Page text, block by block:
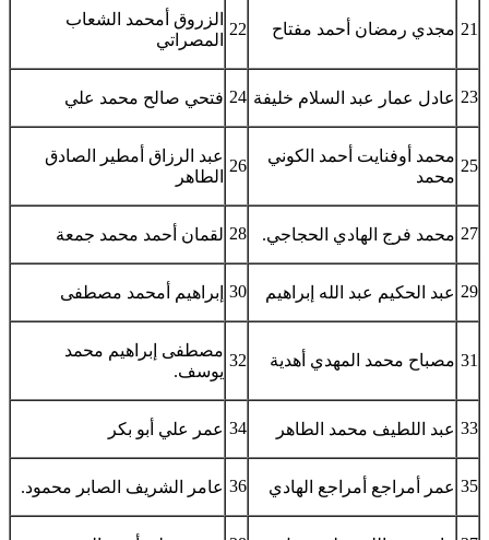
21 مجدي رمضان أحمد مفتاح 22
الزروق أمحمد الشعاب
المصراتي
23 عادل عمار عبد السلام خليفة 24 فتحي صالح محمد علي
25
محمد أوفنايت أحمد الكوني
محمد
26
عبد الرزاق أمطير الصادق
الطاهر
27 محمد فرج الهادي الحجاجي. 28 لقمان أحمد محمد جمعة
29 عبد الحكيم عبد الله إبراهيم 30 إبراهيم أمحمد مصطفى
31 مصباح محمد المهدي أهدية 32
مصطفى إبراهيم محمد
يوسف.
33 عبد اللطيف محمد الطاهر 34 عمر علي أبو بكر
35 عمر أمراجع أمراجع الهادي 36 عامر الشريف الصابر محمود.